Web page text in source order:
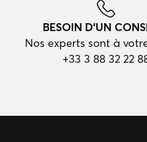
BESOIN D'UN
Nos experts sont à
+33 3 88 32 22